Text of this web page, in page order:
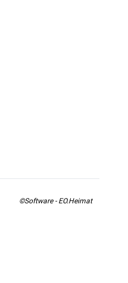
©Software - EO.Heimat